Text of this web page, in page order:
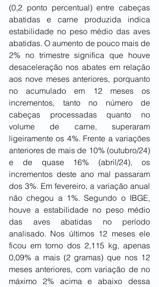
(0,2 ponto percentual) entre cabeças
abatidas e carne produzida indica
estabilidade no peso médio das aves
abatidas. O aumento de pouco mais de
2% no trimestre significa que houve
desaceleração nos abates em relação
aos nove meses anteriores, porquanto
no acumulado em 12 meses os
incrementos, tanto no número de
cabeças processadas quanto no
volume de carne, superaram
ligeiramente os 4%. Frente a variações
anteriores de mais de 10% (outubro/24)
e de quase 16% (abril/24), os
incrementos deste ano mal passaram
dos 3%. Em fevereiro, a variação anual
não chegou a 1%. Segundo o IBGE,
houve a estabilidade no peso médio
das aves abatidas no período
analisado. Nos últimos 12 meses ele
ficou em torno dos 2,115 kg, apenas
0,09% a mais (2 gramas) que nos 12
meses anteriores, com variação de no
máximo 2% acima e abaixo dessa